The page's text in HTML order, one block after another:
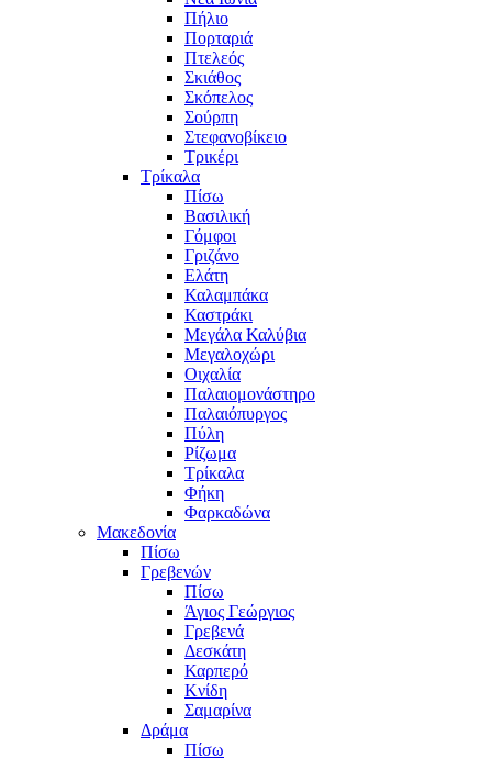
Πήλιο
Πορταριά
Πτελεός
Σκιάθος
Σκόπελος
Σούρπη
Στεφανοβίκειο
Τρικέρι
Τρίκαλα
Πίσω
Βασιλική
Γόμφοι
Γριζάνο
Ελάτη
Καλαμπάκα
Καστράκι
Μεγάλα Καλύβια
Μεγαλοχώρι
Οιχαλία
Παλαιομονάστηρο
Παλαιόπυργος
Πύλη
Ρίζωμα
Τρίκαλα
Φήκη
Φαρκαδώνα
Μακεδονία
Πίσω
Γρεβενών
Πίσω
Άγιος Γεώργιος
Γρεβενά
Δεσκάτη
Καρπερό
Κνίδη
Σαμαρίνα
Δράμα
Πίσω